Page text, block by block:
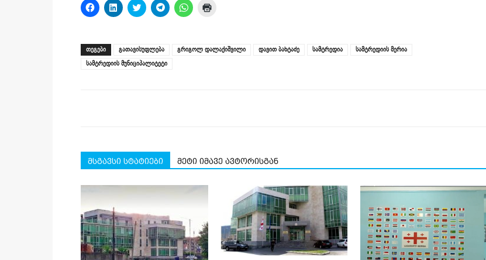
Click
to
(Opens
in
new
window)
Click
to
(Opens
in
new
window)
Click
to
(Opens
in
new
window)
Click
to
(Opens
new
window)
Click
to
in
new
window)
ᲗᲔᲒᲔᲑᲘ გათავისუფლება გრიგოლ დალაქიშვილი დავით ბახტაძე სამტრედია
სამტრედიის მერია
სამტრედიის მუნიციპალიტეტი
მსგავსი სტატიები მეტი იმავე ავტორისგან